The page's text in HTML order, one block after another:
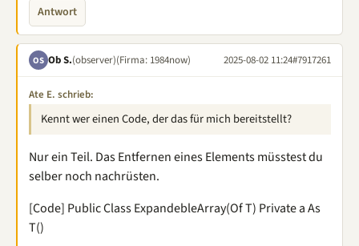
Antwort
OS Ob S.(observer)(Firma: 1984now) 2025-08-02 11:24#7917261
Ate E. schrieb:
Kennt wer einen Code, der das für mich bereitstellt?
Nur ein Teil. Das Entfernen eines Elements müsstest du
selber noch nachrüsten.
[Code] Public Class ExpandebleArray(Of T) Private a As
T()